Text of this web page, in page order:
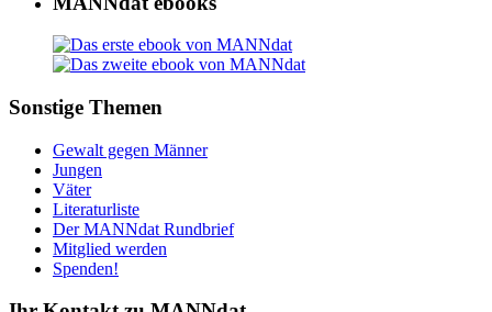
Sonstige Themen
Gewalt gegen Männer
Jungen
Väter
Literaturliste
Der MANNdat Rundbrief
Mitglied werden
Spenden!